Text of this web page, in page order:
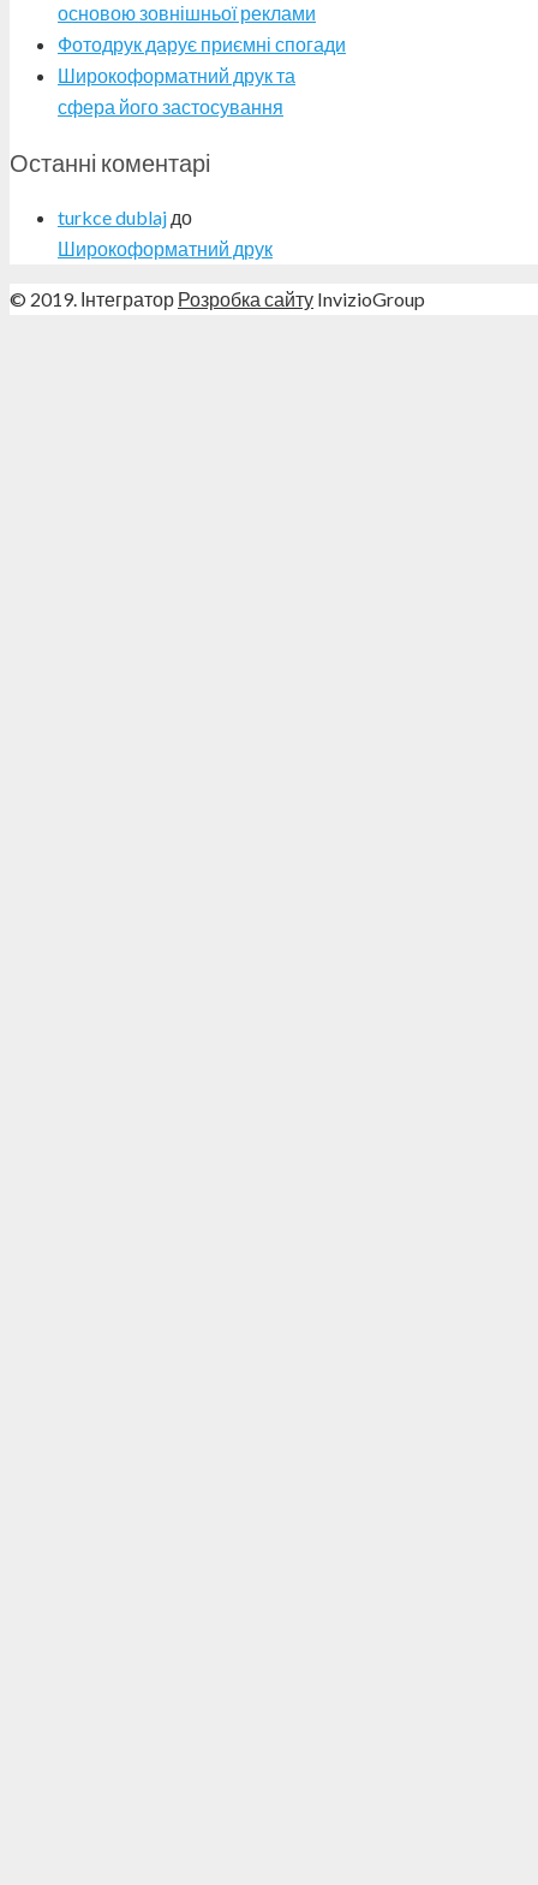
основою зовнішньої реклами
Фотодрук дарує приємні спогади
Широкоформатний друк та
сфера його застосування
Останні коментарі
turkce dublaj до
Широкоформатний друк
© 2019. Інтегратор Розробка сайту InvizioGroup